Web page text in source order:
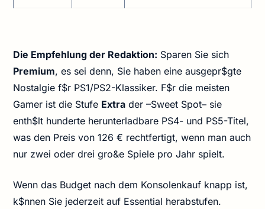
Die Empfehlung der Redaktion: Sparen Sie sich
Premium, es sei denn, Sie haben eine ausgepr$gte
Nostalgie f$r PS1/PS2-Klassiker. F$r die meisten
Gamer ist die Stufe Extra der –Sweet Spot– sie
enth$lt hunderte herunterladbare PS4- und PS5-Titel,
was den Preis von 126 € rechtfertigt, wenn man auch
nur zwei oder drei gro&e Spiele pro Jahr spielt.
Wenn das Budget nach dem Konsolenkauf knapp ist,
k$nnen Sie jederzeit auf Essential herabstufen.